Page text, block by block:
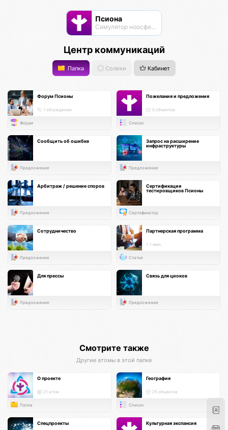
Псиона
Cимулятор ноосферы
Центр коммуникаций
Папка Солики Кабинет
Форум Псионы
1 обсуждение
Форум
Пожелания и предложения
0 объектов
Список
Сообщить об ошибке
Предложение
Запрос на расширение
инфраструктуры
Предложение
Арбитраж / решение споров
Предложение
Сертификация
тестировщиков Псионы
Сертификатор
Сотрудничество
Предложение
Партнерская программа
< 1 мин.
Статья
Для прессы
Предложение
Связь для циоков
Предложение
Смотрите также
Другие атомы в этой папке
О проекте
21 атом
Папка
География
25 объектов
Список
Спецпроекты Культурная экспансия